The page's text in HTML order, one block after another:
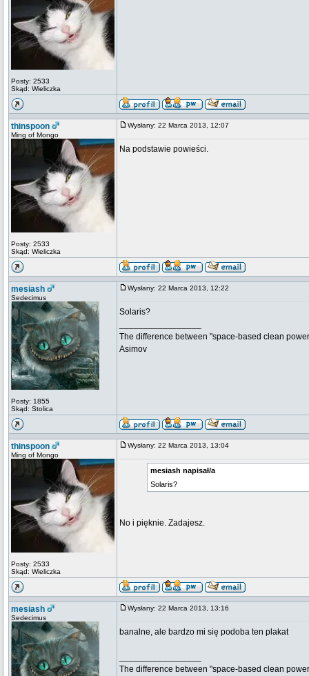
Posty: 2533
Skąd: Wieliczka
thinspoon
Ming of Mongo
Posty: 2533
Skąd: Wieliczka
Wysłany: 22 Marca 2013, 12:07
Na podstawie powieści.
mesiash
Sedecimus
Posty: 1855
Skąd: Stolica
Wysłany: 22 Marca 2013, 12:22
Solaris?
The difference between "space-based clean
Asimov
thinspoon
Ming of Mongo
Posty: 2533
Skąd: Wieliczka
Wysłany: 22 Marca 2013, 13:04
mesiash napisał/a
Solaris?
No i pięknie. Zadajesz.
mesiash
Sedecimus
Wysłany: 22 Marca 2013, 13:16
banalne, ale bardzo mi się podoba ten plakat
The difference between "space-based clean